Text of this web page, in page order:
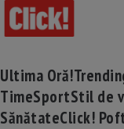
Ultima Oră!
TimeSportStil de
SănătateClick!